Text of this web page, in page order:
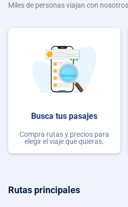
Miles de personas viajan con
Busca tus pasajes
Compra rutas y precios para
elegir el viaje que quieras.
Rutas principales